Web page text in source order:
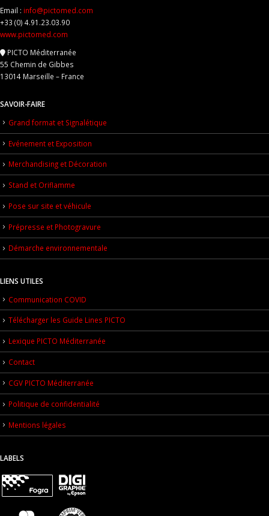
Email : info@pictomed.com
+33 (0) 4.91.23.03.90
www.pictomed.com
PICTO Méditerranée
55 Chemin de Gibbes
13014 Marseille – France
SAVOIR-FAIRE
Grand format et Signalétique
Evénement et Exposition
Merchandising et Décoration
Stand et Oriflamme
Pose sur site et véhicule
Prépresse et Photogravure
Démarche environnementale
LIENS UTILES
Communication COVID
Télécharger les Guide Lines PICTO
Lexique PICTO Méditerranée
Contact
CGV PICTO Méditerranée
Politique de confidentialité
Mentions légales
LABELS